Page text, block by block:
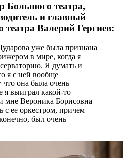
Большого театра,
и главный
Валерий Гергиев:
уже была признана
в мире, когда я
Я думать и
я с ней вообще
она была очень
выиграл какой-то
мне Вероника Борисовна
с ее оркестром, причем
был очень